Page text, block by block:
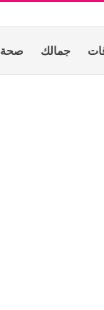
جمالك صحة